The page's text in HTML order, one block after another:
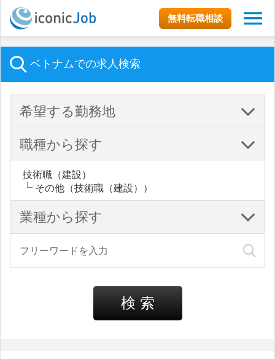
無料転職相談
ベトナムでの求人検索
希望する勤務地
職種から探す
技術職（建設）
その他（技術職（建設））
業種から探す
検 索